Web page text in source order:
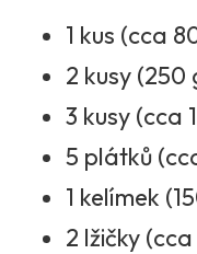
1 kus (cca
2 kusy (250
3 kusy (cca
5 plátků
1 kelímek
2 lžičky